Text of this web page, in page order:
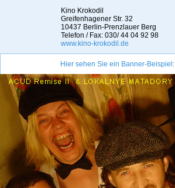
Kino Krokodil
Greifenhagener Str. 32
10437 Berlin-Prenzlauer Berg
Telefon / Fax: 030/ 44 04 92 98
www.kino-krokodil.de
Hier sehen Sie ein Banner-Beispiel: